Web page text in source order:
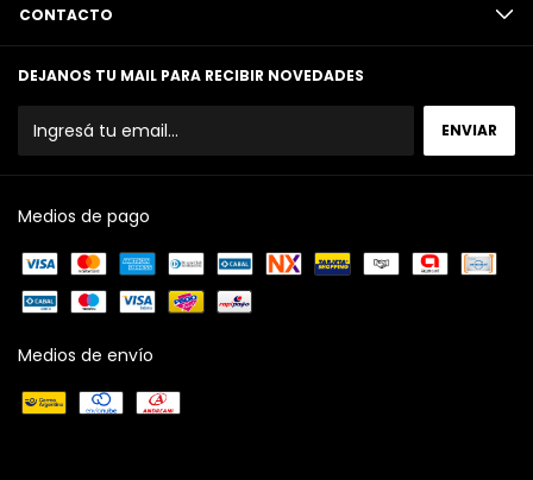
CONTACTO
DEJANOS TU MAIL PARA RECIBIR NOVEDADES
Medios de pago
Medios de envío